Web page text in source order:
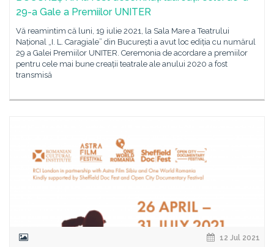
29-a Gale a Premiilor UNITER
Vă reamintim că luni, 19 iulie 2021, la Sala Mare a Teatrului
Național „I. L. Caragiale” din București a avut loc ediția cu numărul
29 a Galei Premiilor UNITER. Ceremonia de acordare a premiilor
pentru cele mai bune creații teatrale ale anului 2020 a fost
transmisă
12 Jul 2021